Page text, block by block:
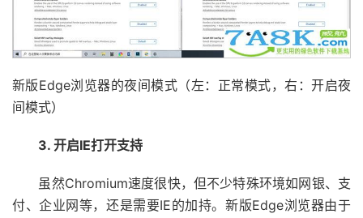
新版Edge浏览器的夜间模式（左：正常模式，右：开启夜
间模式）
3. 开启IE打开支持
虽然Chromium速度很快，但不少特殊环境如网银、支
付、企业网等，还是需要IE的加持。新版Edge浏览器由于